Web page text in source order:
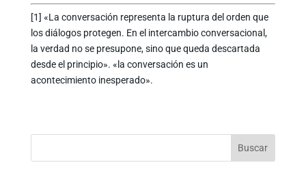
[1] «La conversación representa la ruptura del orden que
los diálogos protegen. En el intercambio conversacional,
la verdad no se presupone, sino que queda descartada
desde el principio». «la conversación es un
acontecimiento inesperado».